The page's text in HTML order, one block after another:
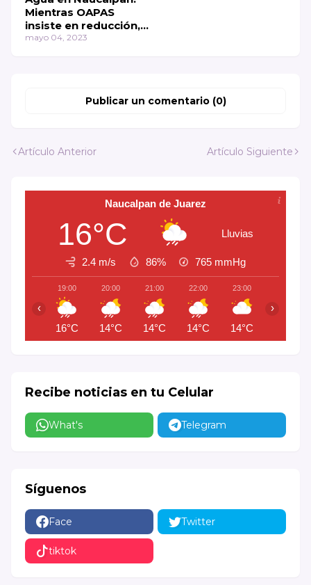
Mientras OAPAS
insiste en reducción,
CONAGUA Federal
mayo 04, 2023
Publicar un comentario (0)
Artículo Anterior Artículo Siguiente
Naucalpan de Juarez
16°C Lluvias
2.4 m/s 86% 765 mmHg
19:00
16°C
20:00
14°C
21:00
14°C
22:00
14°C
23:00
14°C
‹ ›
Recibe noticias en tu Celular
What's Telegram
Síguenos
Face Twitter
tiktok